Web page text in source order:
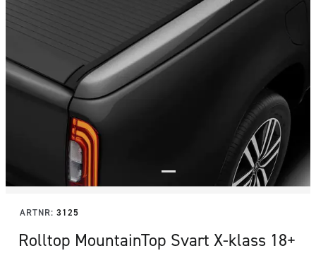
ARTNR: 3125
Rolltop MountainTop Svart X-klass 18+